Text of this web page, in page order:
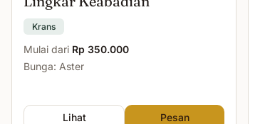
Krans
Mulai dari Rp 350.000
Bunga: Aster
Lihat Pesan